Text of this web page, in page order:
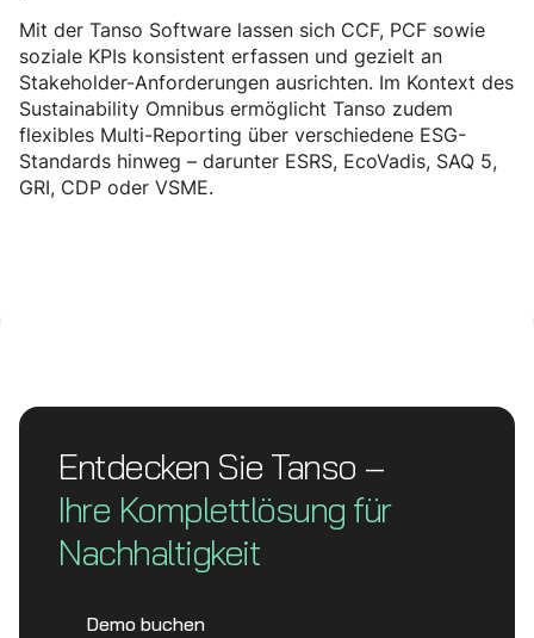
Mit der Tanso Software lassen sich CCF, PCF sowie
soziale KPIs konsistent erfassen und gezielt an
Stakeholder-Anforderungen ausrichten. Im Kontext des
Sustainability Omnibus ermöglicht Tanso zudem
flexibles Multi-Reporting über verschiedene ESG-
Standards hinweg – darunter ESRS, EcoVadis, SAQ 5,
GRI, CDP oder VSME.
Entdecken Sie Tanso –
Ihre Komplett­lösung für
Nachhaltigkeit
Demo buchen